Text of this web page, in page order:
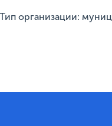
организации: